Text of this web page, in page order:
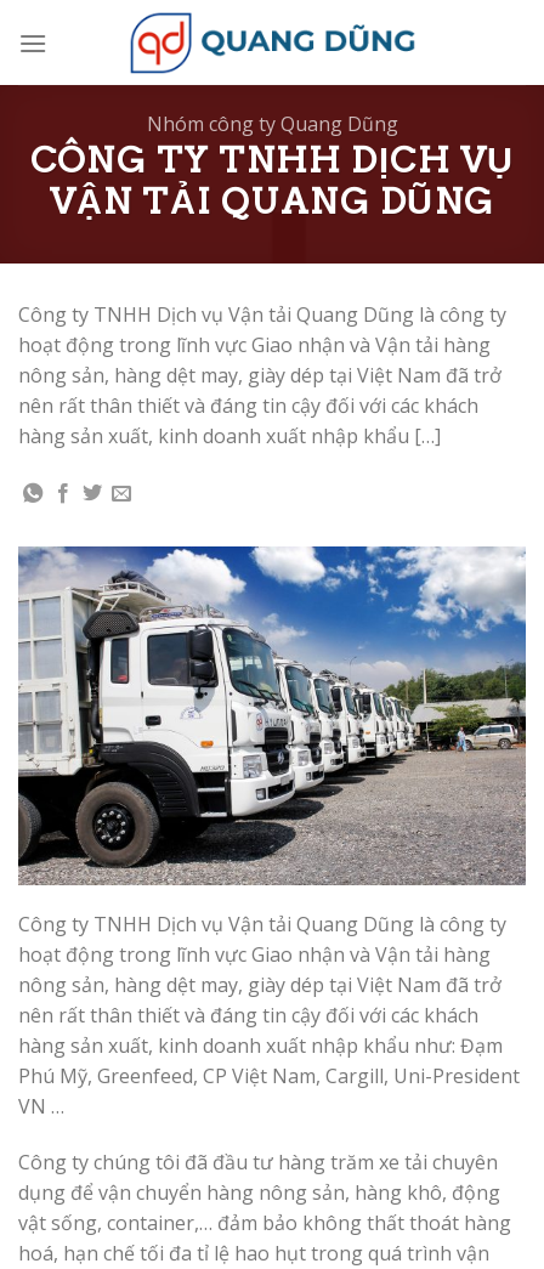
Nhóm công ty Quang Dũng
CÔNG TY TNHH DỊCH VỤ
VẬN TẢI QUANG DŨNG
Công ty TNHH Dịch vụ Vận tải Quang Dũng là công ty
hoạt động trong lĩnh vực Giao nhận và Vận tải hàng
nông sản, hàng dệt may, giày dép tại Việt Nam đã trở
nên rất thân thiết và đáng tin cậy đối với các khách
hàng sản xuất, kinh doanh xuất nhập khẩu […]
Công ty TNHH Dịch vụ Vận tải Quang Dũng là công ty
hoạt động trong lĩnh vực Giao nhận và Vận tải hàng
nông sản, hàng dệt may, giày dép tại Việt Nam đã trở
nên rất thân thiết và đáng tin cậy đối với các khách
hàng sản xuất, kinh doanh xuất nhập khẩu như: Đạm
Phú Mỹ, Greenfeed, CP Việt Nam, Cargill, Uni-President
VN …
Công ty chúng tôi đã đầu tư hàng trăm xe tải chuyên
dụng để vận chuyển hàng nông sản, hàng khô, động
vật sống, container,… đảm bảo không thất thoát hàng
hoá, hạn chế tối đa tỉ lệ hao hụt trong quá trình vận